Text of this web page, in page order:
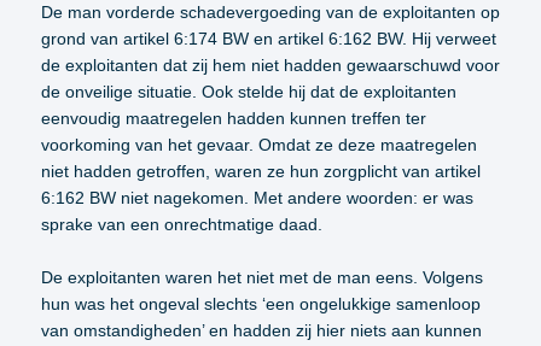
De man vorderde schadevergoeding van de exploitanten op
grond van artikel 6:174 BW en artikel 6:162 BW. Hij verweet
de exploitanten dat zij hem niet hadden gewaarschuwd voor
de onveilige situatie. Ook stelde hij dat de exploitanten
eenvoudig maatregelen hadden kunnen treffen ter
voorkoming van het gevaar. Omdat ze deze maatregelen
niet hadden getroffen, waren ze hun zorgplicht van artikel
6:162 BW niet nagekomen. Met andere woorden: er was
sprake van een onrechtmatige daad.
De exploitanten waren het niet met de man eens. Volgens
hun was het ongeval slechts ‘een ongelukkige samenloop
van omstandigheden’ en hadden zij hier niets aan kunnen